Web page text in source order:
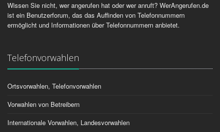
Wissen Sie nicht, wer angerufen hat oder wer anruft? WerAngerufen.de
ist ein Benutzerforum, das das Auffinden von Telefonnummern
ermöglicht und Informationen über Telefonnummern anbietet.
Telefonvorwahlen
Ortsvorwahlen, Telefonvorwahlen
Vorwahlen von Betreibern
Internationale Vorwahlen, Landesvorwahlen